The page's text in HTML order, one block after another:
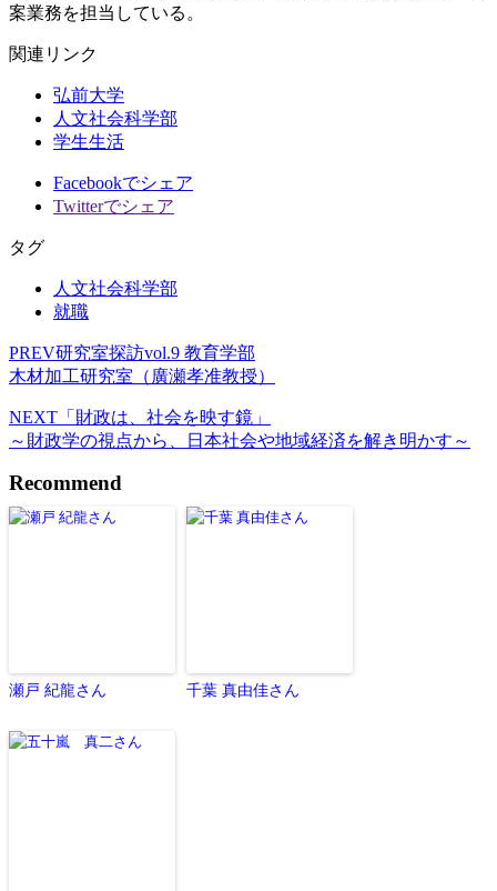
案業務を担当している。
関連リンク
弘前大学
人文社会科学部
学生生活
Facebookでシェア
Twitterでシェア
タグ
人文社会科学部
就職
PREV研究室探訪vol.9 教育学部
木材加工研究室（廣瀬孝准教授）
NEXT 「財政は、社会を映す鏡」
～財政学の視点から、日本社会や地域経済を解き明かす～
Recommend
瀬戸 紀龍さん 千葉 真由佳さん